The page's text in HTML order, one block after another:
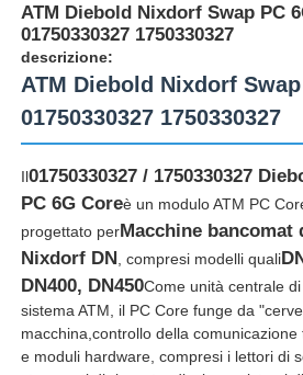
ATM Diebold Nixdorf Swap PC
01750330327 1750330327
descrizione:
ATM Diebold Nixdorf
01750330327 1750330327
Il01750330327 / 1750330327
PC 6G Coreè un modulo ATM PC
progettato perMacchine bancomat
Nixdorf DN , compresi modelli quali
DN400, DN450Come unità centrale
sistema ATM, il PC Core funge da
macchina,controllo della
e moduli hardware, compresi i lettori di